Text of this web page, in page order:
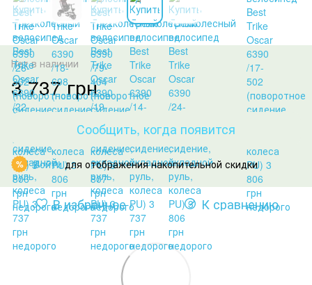
Нет в наличии
3 737 грн
Сообщить, когда появится
% Войтидля отображения накопительной скидки
В избранное К сравнению